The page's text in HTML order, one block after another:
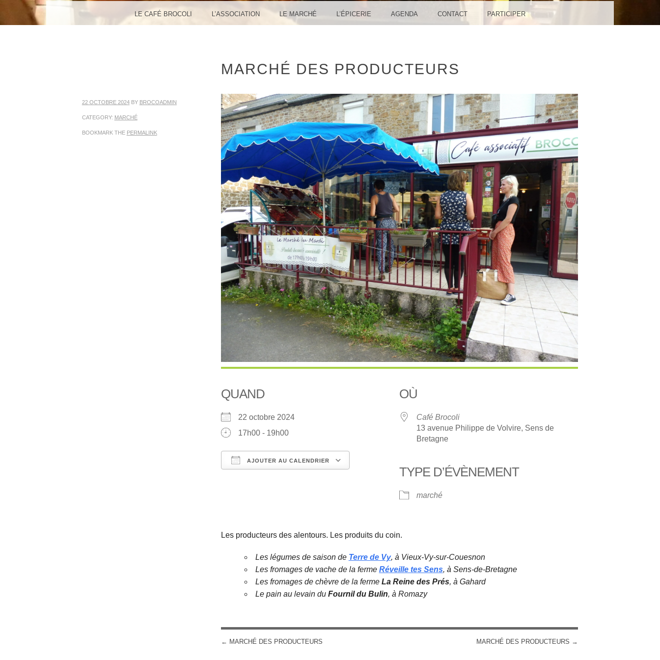
MENU
SKIP TO CONTENTLE CAFÉ BROCOLI L’ASSOCIATION LE MARCHÉ L’ÉPICERIE AGENDA CONTACT PARTICIPER
MARCHÉ DES PRODUCTEURS
22 OCTOBRE 2024BY BROCOADMIN
CATEGORY: MARCHÉ
BOOKMARK THE PERMALINK
QUAND
22 octobre 2024
17h00 - 19h00
AJOUTER AU CALENDRIER
Calendrier Google iCalendar
OÙ
Café Brocoli
13 avenue Philippe de Volvire, Sens de
Bretagne
TYPE D’ÉVÈNEMENT
marché
Les producteurs des alentours. Les produits du coin.
Les légumes de saison de Terre de Vy, à Vieux-Vy-sur-Couesnon
Les fromages de vache de la ferme Réveille tes Sens, à Sens-de-Bretagne
Les fromages de chèvre de la ferme La Reine des Prés, à Gahard
Le pain au levain du Fournil du Bulin, à Romazy
POST NAVIGATION
← MARCHÉ DES PRODUCTEURS MARCHÉ DES PRODUCTEURS →